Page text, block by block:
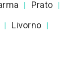
| Prato |
| Livorno |